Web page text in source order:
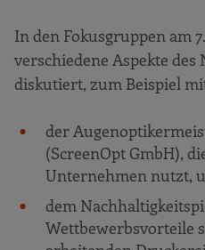
In den Fokusgruppen am
verschiedene Aspekte
diskutiert, zum Beispiel
der
(ScreenOpt GmbH),
Unternehmen nutzt,
dem
Wettbewerbsvorteile